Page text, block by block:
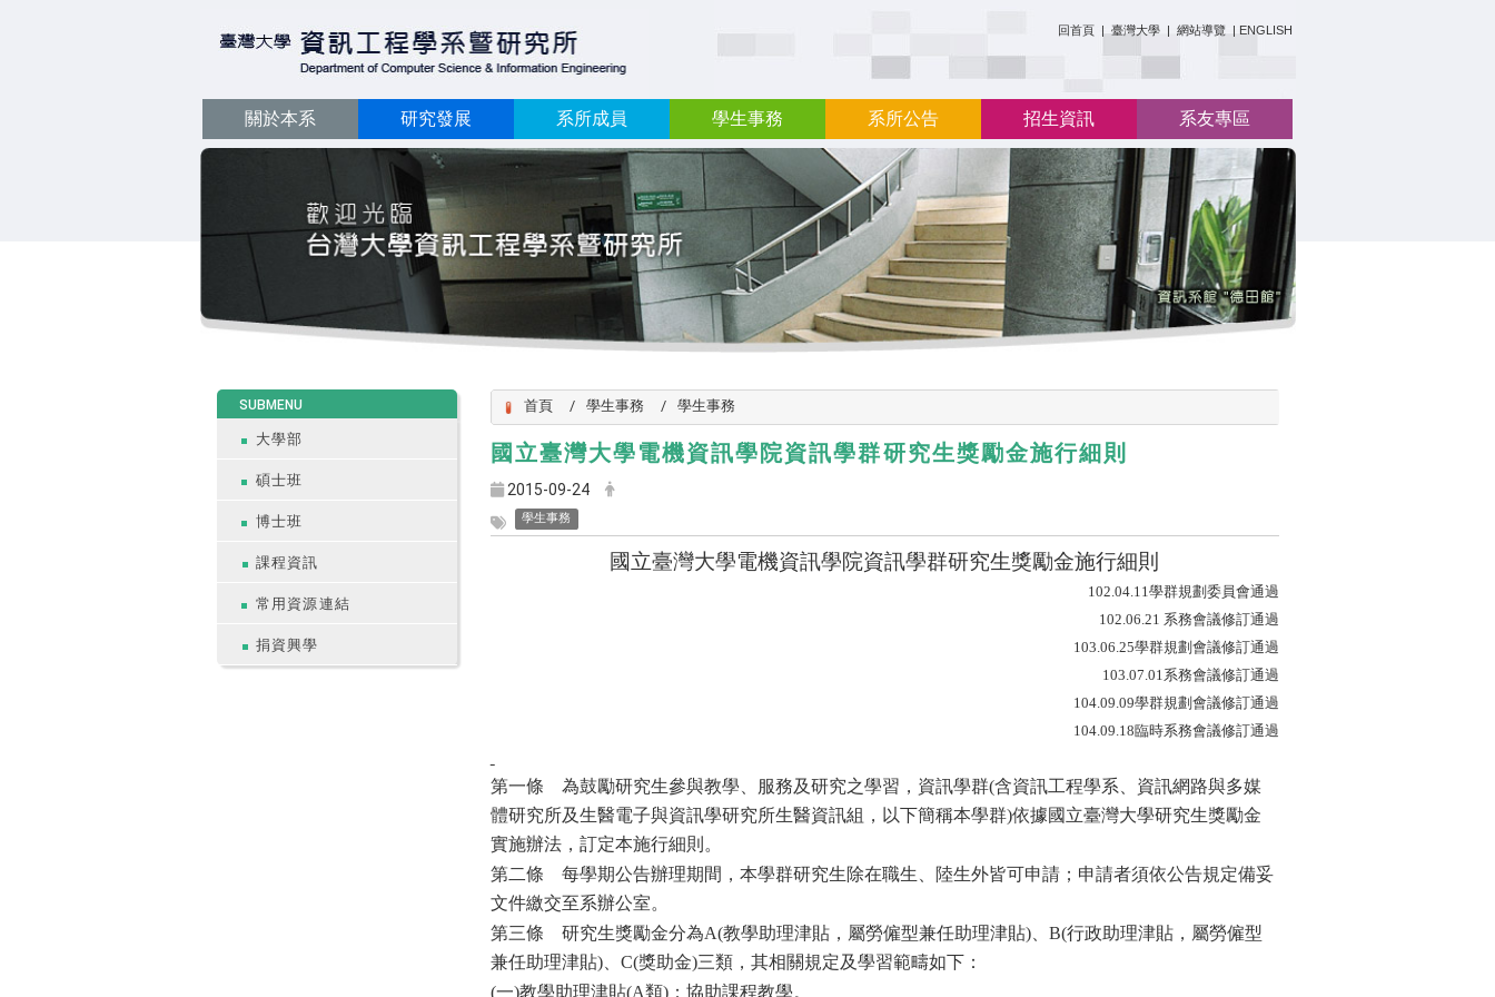
回首頁 | 臺灣大學 | 網站導覽 | ENGLISH
關於本系 研究發展 系所成員 學生事務 系所公告 招生資訊 系友專區
SUBMENU
大學部
碩士班
博士班
課程資訊
常用資源連結
捐資興學
首頁 學生事務 學生事務
國立臺灣大學電機資訊學院資訊學群研究生獎勵金施行細則
2015-09-24
學生事務
國立臺灣大學電機資訊學院資訊學群研究生獎勵金施行細則
102.04.11 學群規劃委員會通過
102.06.21 系務會議修訂通過
103.06.25學群規劃會議修訂通過
103.07.01 系務會議修訂通過
104.09.09學群規劃會議修訂通過
104.09.18臨時系務會議修訂通過
第一條 為鼓勵研究生參與教學、服務及研究之學習，資訊學群(含資訊工程學系、資訊網路與多媒
體研究所及生醫電子與資訊學研究所生醫資訊組，以下簡稱本學群)依據國立臺灣大學研究生獎勵金
實施辦法，訂定本施行細則。
第二條 每學期公告辦理期間，本學群研究生除在職生、陸生外皆可申請；申請者須依公告規定備妥
文件繳交至系辦公室。
第三條 研究生獎勵金分為A(教學助理津貼，屬勞僱型兼任助理津貼)、B(行政助理津貼，屬勞僱型
兼任助理津貼)、C(獎助金)三類，其相關規定及學習範疇如下：
(一)教學助理津貼(A類)：協助課程教學。